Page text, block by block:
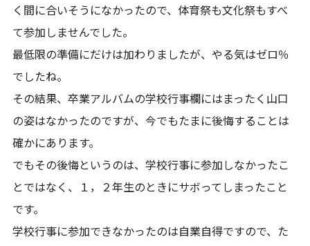
く間に合いそうになかったので、体育祭も文化祭もすべ
て参加しませんでした。
最低限の準備にだけは加わりましたが、やる気はゼロ％
でしたね。
その結果、卒業アルバムの学校行事欄にはまったく山口
の姿はなかったのですが、今でもたまに後悔することは
確かにあります。
でもその後悔というのは、学校行事に参加しなかったこ
とではなく、１，２年生のときにサボってしまったこと
です。
学校行事に参加できなかったのは自業自得ですので、た